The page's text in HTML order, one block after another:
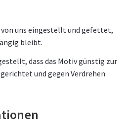
uns eingestellt und gefettet,
bleibt.
dass das Motiv günstig zur
und gegen Verdrehen